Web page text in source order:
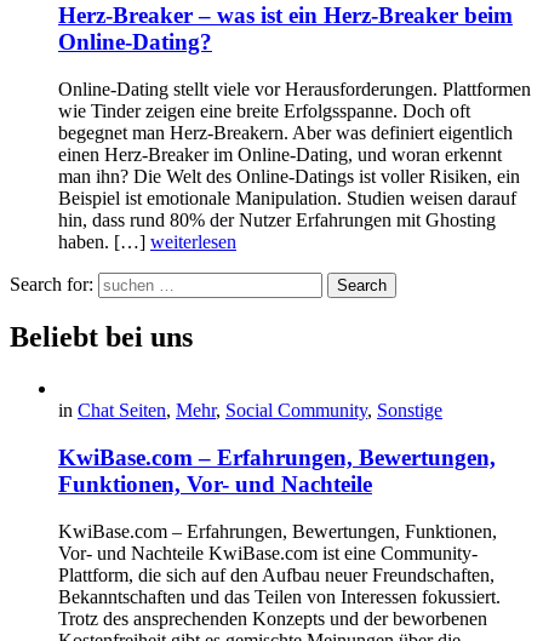
Herz-Breaker – was ist ein Herz-Breaker beim
Online-Dating?
Online-Dating stellt viele vor Herausforderungen. Plattformen
wie Tinder zeigen eine breite Erfolgsspanne. Doch oft
begegnet man Herz-Breakern. Aber was definiert eigentlich
einen Herz-Breaker im Online-Dating, und woran erkennt
man ihn? Die Welt des Online-Datings ist voller Risiken, ein
Beispiel ist emotionale Manipulation. Studien weisen darauf
hin, dass rund 80% der Nutzer Erfahrungen mit Ghosting
haben. […] weiterlesen
Search for: Search
Beliebt bei uns
in Chat Seiten, Mehr, Social Community, Sonstige
KwiBase.com – Erfahrungen, Bewertungen,
Funktionen, Vor- und Nachteile
KwiBase.com – Erfahrungen, Bewertungen, Funktionen,
Vor- und Nachteile KwiBase.com ist eine Community-
Plattform, die sich auf den Aufbau neuer Freundschaften,
Bekanntschaften und das Teilen von Interessen fokussiert.
Trotz des ansprechenden Konzepts und der beworbenen